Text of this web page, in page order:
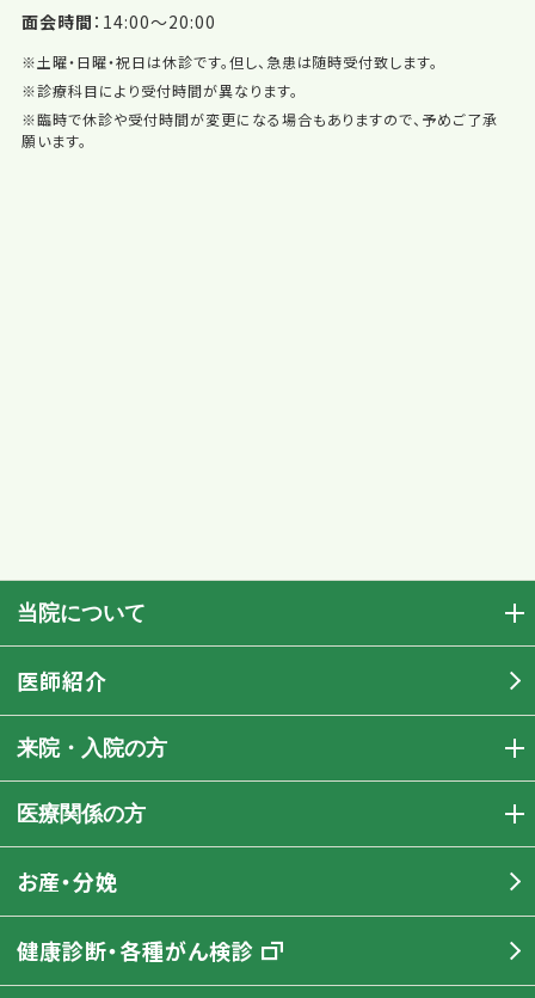
面会時間 14:00〜20:00
※土曜・日曜・祝日は休診です。但し、急患は随時受付致します。
※診療科目により受付時間が異なります。
※臨時で休診や受付時間が変更になる場合もありますので、予めご了承
願います。
当院について
医師紹介
来院・入院の方
医療関係の方
お産・分娩
健康診断・各種がん検診